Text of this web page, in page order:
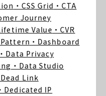
・CSS Grid ・CTA
Journey
Value ・CVR
Pattern ・Dashboard
・Data Privacy
・Data Studio
Dead Link
Dedicated IP